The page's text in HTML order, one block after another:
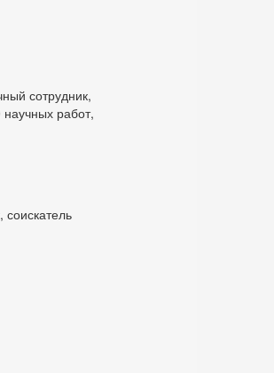
сотрудник,
работ,
соискатель